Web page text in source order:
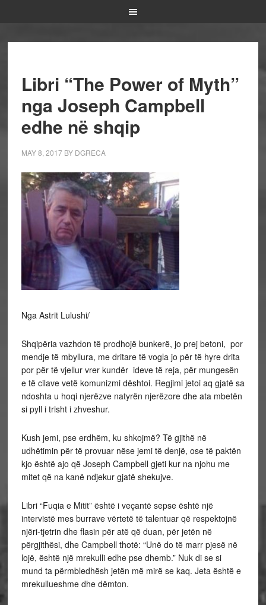
Libri “The Power of Myth”
nga Joseph Campbell
edhe në shqip
MAY 8, 2017BY DGRECA
Nga Astrit Lulushi/
Shqipëria vazhdon të prodhojë bunkerë, jo prej betoni, por
mendje të mbyllura, me dritare të vogla jo për të hyre drita
por për të vjellur vrer kundër ideve të reja, për mungesën
e të cilave vetë komunizmi dështoi. Regjimi jetoi aq gjatë sa
ndoshta u hoqi njerëzve natyrën njerëzore dhe ata mbetën
si pyll i trisht i zhveshur.
Kush jemi, pse erdhëm, ku shkojmë? Të gjithë në
udhëtimin për të provuar nëse jemi të denjë, ose të paktën
kjo është ajo që Joseph Campbell gjeti kur na njohu me
mitet që na kanë ndjekur gjatë shekujve.
Libri “Fuqia e Mitit” është i veçantë sepse është një
intervistë mes burrave vërtetë të talentuar që respektojnë
njëri-tjetrin dhe flasin për atë që duan, për jetën në
përgjithësi, dhe Campbell thotë: “Unë do të marr pjesë në
lojë, është një mrekulli edhe pse dhemb.” Nuk di se si
mund ta përmbledhësh jetën më mirë se kaq. Jeta është e
mrekullueshme dhe dëmton.